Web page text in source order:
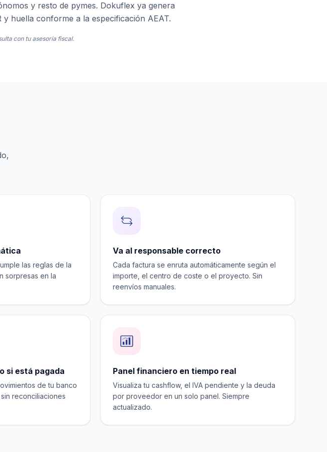
y resto de pymes. Dokuflex ya genera
huella conforme a la especificación AEAT.
con tu asesoría fiscal.
las reglas de la
sorpresas en la
Va al responsable correcto
Cada factura se enruta automáticamente según el
importe, el centro de coste o el proyecto. Sin
reenvíos manuales.
si está pagada
de tu banco
reconciliaciones
Panel financiero en tiempo real
Visualiza tu cashflow, el IVA pendiente y la deuda
por proveedor en un solo panel. Siempre
actualizado.